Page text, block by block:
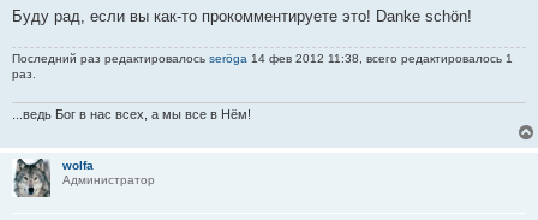
Буду рад, если вы как-то прокомментируете это! Danke schön!
Последний раз редактировалось seröga 14 фев 2012 11:38, всего редактировалось 1
раз.
...ведь Бог в нас всех, а мы все в Нём!
wolfa
Администратор